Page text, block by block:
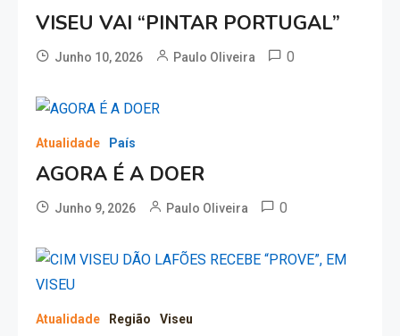
VISEU VAI “PINTAR PORTUGAL”
Junho 10, 2026 Paulo Oliveira 0
Atualidade País
AGORA É A DOER
Junho 9, 2026 Paulo Oliveira 0
Atualidade Região Viseu